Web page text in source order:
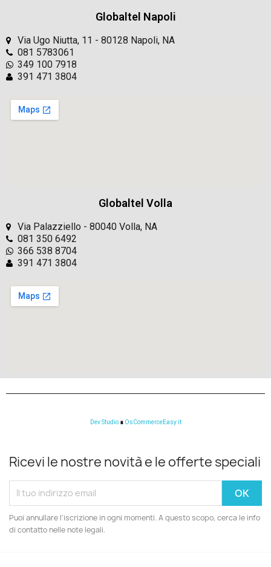
Globaltel Napoli
Via Ugo Niutta, 11 - 80128 Napoli, NA
081 5783061
349 100 7918
391 471 3804
Globaltel Volla
Via Palazziello - 80040 Volla, NA
081 350 6492
366 538 8704
391 471 3804
Dev Studio ∎ OsCommerceEasy.it
Ricevi le nostre novità e le offerte speciali
Puoi annullare l'iscrizione in ogni momenti. A questo scopo, cerca le info
di contatto nelle note legali.